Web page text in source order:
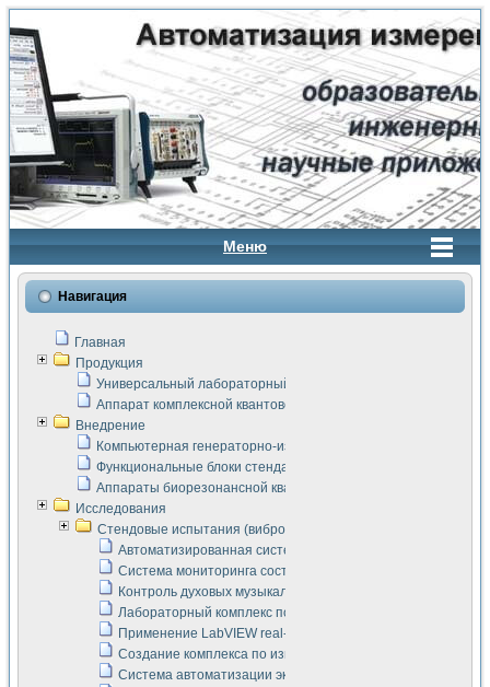
Меню
Навигация
Главная
Продукция
Универсальный лабораторный стенд "Сигнал-USB"
Аппарат комплексной квантовой терапии Интроскан
Внедрение
Компьютерная генераторно-измерительная система
Функциональные блоки стенда "Сигнал-USB"
Аппараты биорезонансной квантовой терапии серии СКАН
Исследования
Стендовые испытания (виброакустика, тензометрия и т.п.)
Автоматизированная система измерения параметров
Система мониторинга состояния тяговых
Контроль духовых музыкальных инструментов
Лабораторный комплекс по исследованию элементной
Применение LabVIEW real-time module для
Создание комплекса по измерению скорости подвижного
Система автоматизации экспериментальных